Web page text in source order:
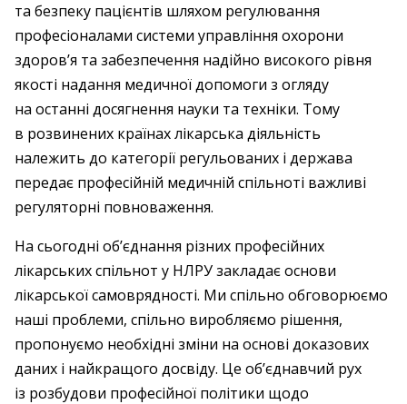
та безпеку пацієнтів шляхом регулювання
професіоналами системи управління охорони
здоров’я та забезпечення надійно високого рівня
якості надання медичної допомоги з огляду
на останні досягнення науки та техніки. Тому
в розвинених країнах лікарська діяльність
належить до категорії регульованих і держава
передає професійній медичній спільноті важливі
регуляторні повноваження.
На сьогодні об’єднання різних професійних
лікарських спільнот у НЛРУ закладає основи
лікарської самоврядності. Ми спільно обговорюємо
наші проблеми, спільно виробляємо рішення,
пропонуємо необхідні зміни на основі доказових
даних і найкращого досвіду. Це об’єднавчий рух
із розбудови професійної політики щодо